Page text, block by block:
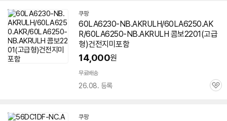
쿠팡
60LA6230-NB.AKRULH/60LA6250.AK
R/60LA6250-NB.AKRULH 콤보2201(고급
형)건전지미포함
14,000원
무료배송
26.08. 등록
관
쿠팡